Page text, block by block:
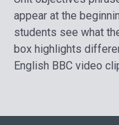
appear at the
students see what
box highlights
English BBC video